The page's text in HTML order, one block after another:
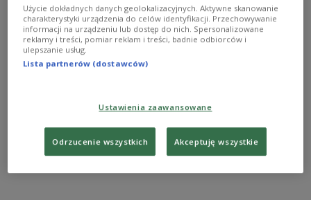
To ostatnie dni dobrej pogody - zobacz
prognozę
To ostatnie dni ładnej pogody - alarmuje IMiGW. W
na spacer, czy piknik.
Zobacz więcej na temat:Europa POLSKA Bałtyk
Użycie dokładnych danych geolokalizacyjnych. Aktywne skanowanie
charakterystyki urządzenia do celów identyfikacji. Przechowywanie
informacji na urządzeniu lub dostęp do nich. Spersonalizowane
reklamy i treści, pomiar reklam i treści, badnie odbiorców i
ulepszanie usług.
Lista partnerów (dostawców)
Ustawienia zaawansowane
Odrzucenie wszystkich Akceptuję wszystkie